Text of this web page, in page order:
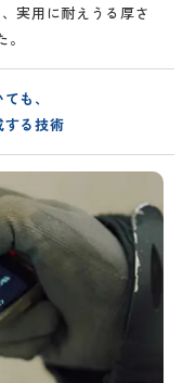
実用に耐えうる厚さ
も、
する技術